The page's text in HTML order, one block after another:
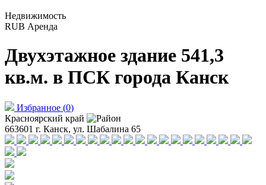
Недвижимость
RUB Аренда
Двухэтажное здание 541,3
кв.м. в ПСК города Канск
Избранное (0)
Красноярский край
663601 г. Канск, ул. Шабалина 65